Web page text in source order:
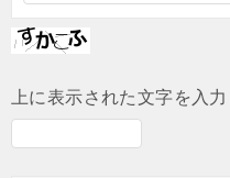
上に表示された文字を入